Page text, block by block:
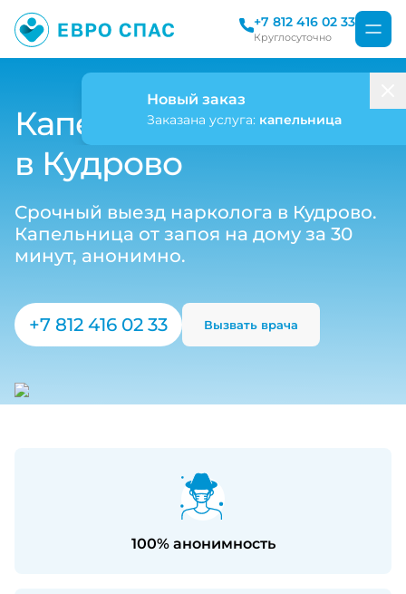
+7 812 416 02 33
Круглосуточно
Капельница от запоя
в Кудрово
Срочный выезд нарколога в Кудрово.
Капельница от запоя на дому за 30
минут, анонимно.
+7 812 416 02 33 Вызвать врача
100% анонимность
Новый заказ
Заказана услуга: капельница